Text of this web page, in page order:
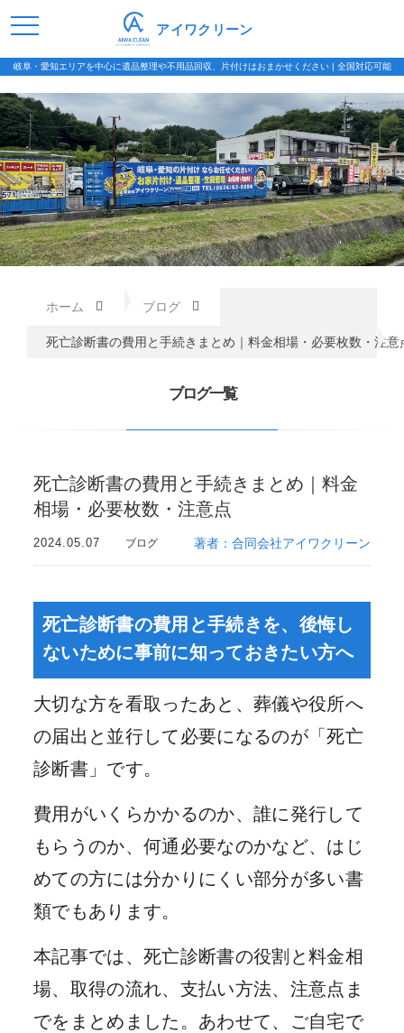
岐阜・愛知エリアを中心に遺品整理や不用品回収、片付けはおまかせください | 全国対応可能
アイワクリーン
ホーム ブログ
死亡診断書の費用と手続きまとめ｜料金相場・必要枚数・注意
ブログ一覧
死亡診断書の費用と手続きまとめ｜料金
相場・必要枚数・注意点
2024.05.07 ブログ 著者：合同会社アイワクリーン
死亡診断書の費用と手続きを、後悔し
ないために事前に知っておきたい方へ
大切な方を看取ったあと、葬儀や役所へ
の届出と並行して必要になるのが「死亡
診断書」です。
費用がいくらかかるのか、誰に発行して
もらうのか、何通必要なのかなど、はじ
めての方には分かりにくい部分が多い書
類でもあります。
本記事では、死亡診断書の役割と料金相
場、取得の流れ、支払い方法、注意点ま
でをまとめました。あわせて、ご自宅で